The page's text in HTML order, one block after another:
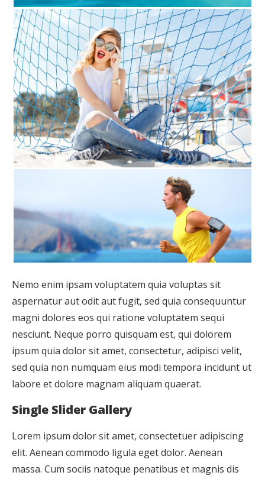
Nemo enim ipsam voluptatem quia voluptas sit
aspernatur aut odit aut fugit, sed quia consequuntur
magni dolores eos qui ratione voluptatem sequi
nesciunt. Neque porro quisquam est, qui dolorem
ipsum quia dolor sit amet, consectetur, adipisci velit,
sed quia non numquam eius modi tempora incidunt ut
labore et dolore magnam aliquam quaerat.
Single Slider Gallery
Lorem ipsum dolor sit amet, consectetuer adipiscing
elit. Aenean commodo ligula eget dolor. Aenean
massa. Cum sociis natoque penatibus et magnis dis